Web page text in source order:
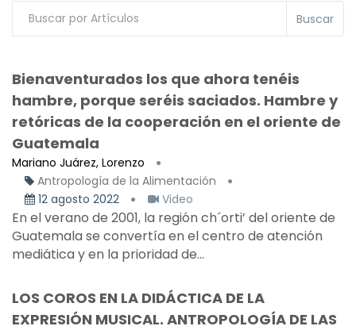
Buscar
Bienaventurados los que ahora tenéis
hambre, porque seréis saciados. Hambre y
retóricas de la cooperación en el oriente de
Guatemala
Mariano Juárez, Lorenzo
Antropología de la Alimentación
12 agosto 2022
Video
En el verano de 2001, la región ch´orti’ del oriente de
Guatemala se convertía en el centro de atención
mediática y en la prioridad de...
LOS COROS EN LA DIDÁCTICA DE LA
EXPRESIÓN MUSICAL. ANTROPOLOGÍA DE LAS